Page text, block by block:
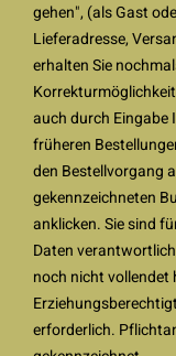
gehen", (als Gast
Lieferadresse,
erhalten Sie
auch durch Eingabe
früheren
den Bestellvorgang
gekennzeichneten
anklicken. Sie sind
Daten
noch nicht
erforderlich.